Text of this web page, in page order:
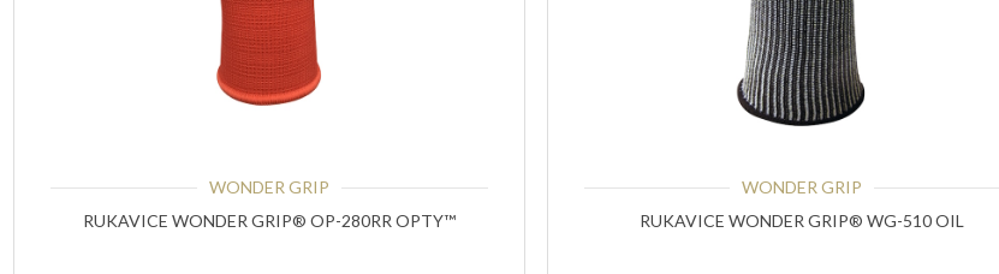
WONDER GRIP
RUKAVICE WONDER GRIP® OP-280RR OPTY™
WONDER GRIP
RUKAVICE WONDER GRIP® WG-510 OIL